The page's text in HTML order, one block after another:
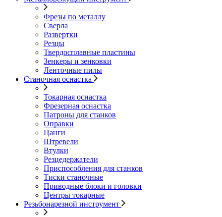
Фрезы по металлу
Сверла
Развертки
Резцы
Твердосплавные пластины
Зенкеры и зенковки
Ленточные пилы
Станочная оснастка
Токарная оснастка
Фрезерная оснастка
Патроны для станков
Оправки
Цанги
Штревели
Втулки
Резцедержатели
Приспособления для станков
Тиски станочные
Приводные блоки и головки
Центры токарные
Резьбонарезной инструмент